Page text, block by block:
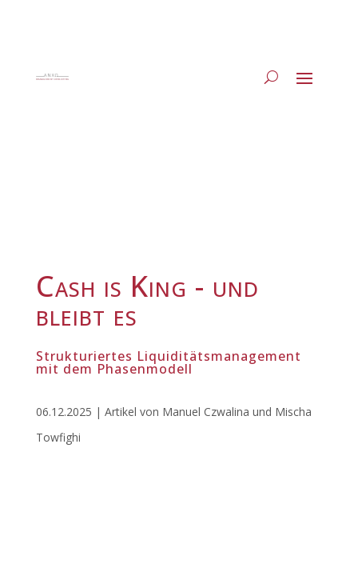
Cash is King - und
bleibt es
Strukturiertes Liquiditätsmanagement
mit dem Phasenmodell
06.12.2025 | Artikel von Manuel Czwalina und Mischa
Towfighi